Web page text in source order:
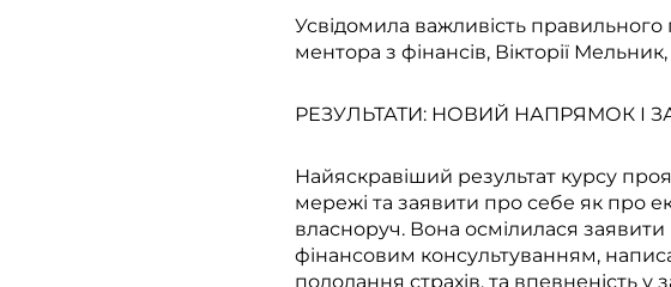
Усвідомила важливість правильного
ментора з фінансів, Вікторії
РЕЗУЛЬТАТИ: НОВИЙ НАПРЯМОК І
Найяскравіший результат курсу
мережі та заявити про себе як про
власноруч. Вона осмілилася
фінансовим консультуванням,
подолання страхів, та впевненість